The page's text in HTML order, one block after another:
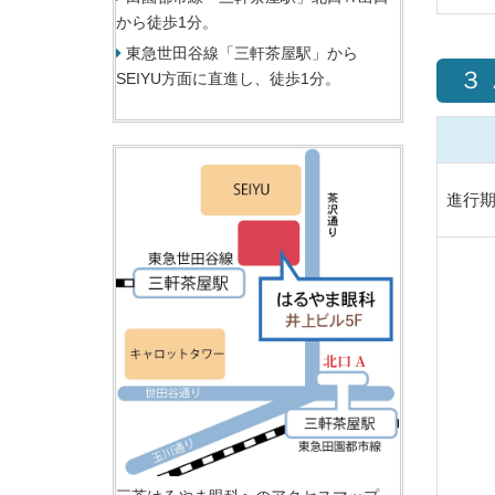
３
進行
から徒歩1分。
東急世田谷線「三軒茶屋駅」から
SEIYU方面に直進し、徒歩1分。